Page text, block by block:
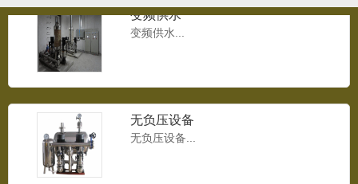
变频供水
变频供水...
无负压设备
无负压设备...